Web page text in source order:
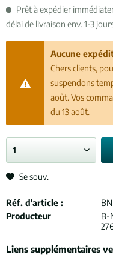
Prêt à expédier
délai de livraison env. 1-3
Aucune
Chers clients,
suspendons
août. Vos
du 13 août.
Se souv.
Réf. d'article :
Producteur
B-
Liens supplémentaires